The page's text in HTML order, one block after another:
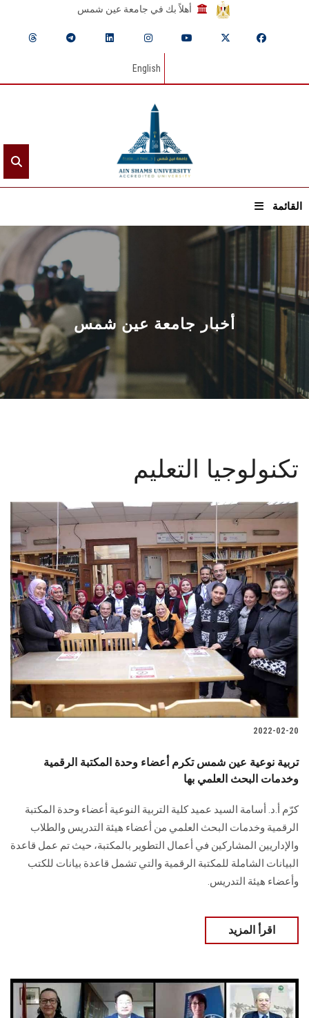
أهلاً بك في جامعة عين شمس
English
القائمة
الرئيسيـة
عن الجامعة
القطاعـات
الشئون الأكاديمية
البحث العلمي
الأنظمة الذكية
الإعلام
تواصل معنا
الطلاب
هيئة التدريس
الدراسات العليا
الزائـرون
سجل الان
أخبار جامعة عين شمس
تكنولوجيا التعليم
2022-02-20
تربية نوعية عين شمس تكرم أعضاء وحدة المكتبة الرقمية
وخدمات البحث العلمي بها
كرّم أ.د. أسامة السيد عميد كلية التربية النوعية أعضاء وحدة المكتبة
الرقمية وخدمات البحث العلمي من أعضاء هيئة التدريس والطلاب
والإداريين المشاركين في أعمال التطوير بالمكتبة، حيث تم عمل قاعدة
البيانات الشاملة للمكتبة الرقمية والتي تشمل قاعدة بيانات للكتب
وأعضاء هيئة التدريس.
اقرأ المزيد